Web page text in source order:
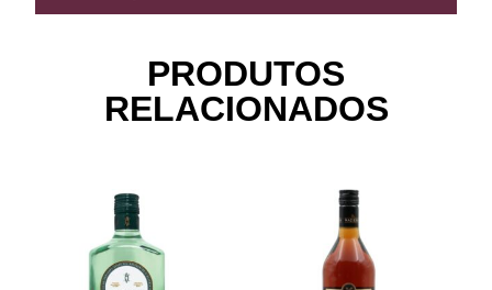
PRODUTOS
RELACIONADOS